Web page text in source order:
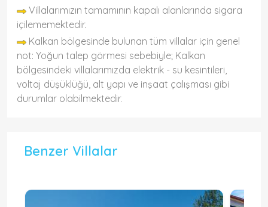
Villalarımızın tamamının kapalı alanlarında sigara
içilememektedir.
Kalkan bölgesinde bulunan tüm villalar için genel
not: Yoğun talep görmesi sebebiyle; Kalkan
bölgesindeki villalarımızda elektrik - su kesintileri,
voltaj düşüklüğü, alt yapı ve inşaat çalışması gibi
durumlar olabilmektedir.
Benzer Villalar